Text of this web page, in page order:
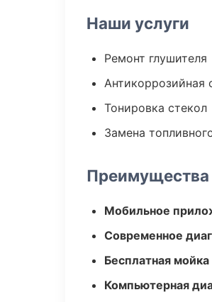
Наши услуги
Ремонт глушителя
Антикоррозийная
Тонировка стекол
Замена
Преимущества
Мобильное
Современное
Бесплатная
Компьютерная